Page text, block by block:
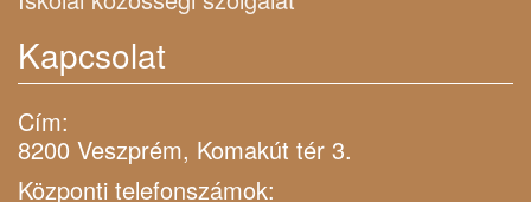
Kapcsolat
Cím:
8200 Veszprém, Komakút tér 3.
Központi telefonszámok: